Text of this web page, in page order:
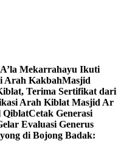
Mekarrahayu Ikuti
Arah KakbahMasjid
Terima Sertifikat dari
Arah Kiblat Masjid Ar
QiblatCetak Generasi
Evaluasi Generus
di Bojong Badak: